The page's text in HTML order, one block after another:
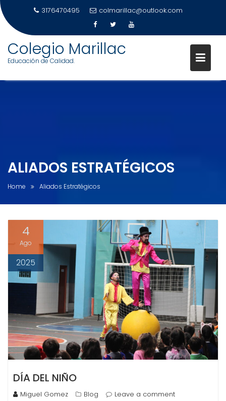
content
3176470495 colmarillac@outlook.com
Colegio Marillac
Educación de Calidad.
ALIADOS ESTRATÉGICOS
Home Aliados Estratégicos
4
Ago
2025
DÍA DEL NIÑO
Miguel Gomez Blog Leave a comment